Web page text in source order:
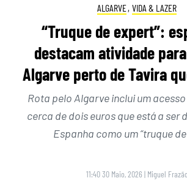
ALGARVE, VIDA & LAZER
“Truque de expert”:
destacam atividade
Algarve perto de Tavira
Rota pelo Algarve inclui um
cerca de dois euros que está a ser
Espanha como um “truque
11:40 30 Maio, 2026 | Miguel Frazão